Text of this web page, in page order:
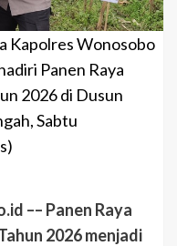
Kapolres Wonosobo
Panen Raya
2026 di Dusun
Sabtu
–– Panen Raya
2026 menjadi